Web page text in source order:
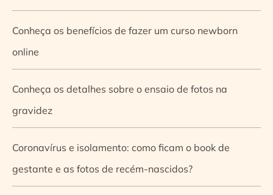
Conheça os benefícios de fazer um curso newborn
online
Conheça os detalhes sobre o ensaio de fotos na
gravidez
Coronavírus e isolamento: como ficam o book de
gestante e as fotos de recém-nascidos?